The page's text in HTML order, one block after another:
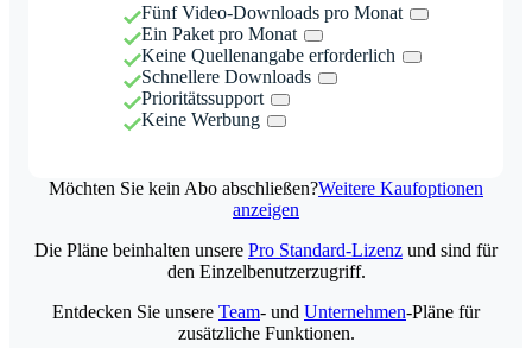
Fünf Video-Downloads pro Monat
Ein Paket pro Monat
Keine Quellenangabe erforderlich
Schnellere Downloads
Prioritätssupport
Keine Werbung
Möchten Sie kein Abo abschließen?Weitere Kaufoptionen
anzeigen
Die Pläne beinhalten unsere Pro Standard-Lizenz und sind für
den Einzelbenutzerzugriff.
Entdecken Sie unsere Team- und Unternehmen-Pläne für
zusätzliche Funktionen.